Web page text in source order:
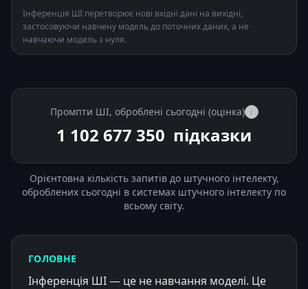
Інференція ШІ перетворює нові вхідні дані на вихідні,
застосовуючи навчену модель до поточних даних, а не
навчаючи модель з нуля.
Промпти ШІ, оброблені сьогодні (оцінка) i
1 102 697 700 підказки
Орієнтовна кількість запитів до штучного інтелекту,
оброблених сьогодні в системах штучного інтелекту по
всьому світу.
ГОЛОВНЕ
Інференція ШІ — це не навчання моделі. Це